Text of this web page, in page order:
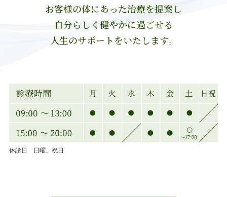
お客様の体にあった治療を提案し
自分らしく健やかに過ごせる
人生のサポートをいたします。
休診日 日曜、祝日